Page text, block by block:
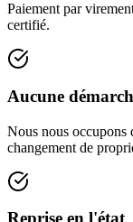
Paiement par
certifié.
Aucune
Nous nous occupons
changement de
Reprise en l'état